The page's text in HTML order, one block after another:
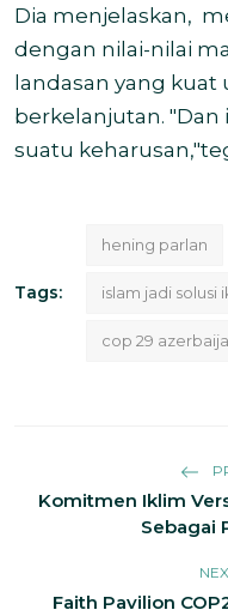
Dia menjelaskan,
dengan nilai-nilai
landasan yang
berkelanjutan. "Dan
suatu
Tags:
hening parlan
islam jadi solusi
cop 29
Komitmen Iklim
Sebagai
Faith Pavilion